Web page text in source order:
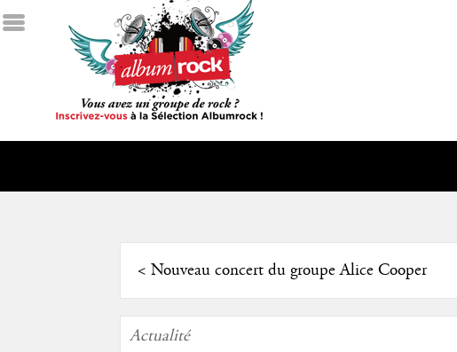
< Nouveau concert du groupe Alice Cooper
Actualité